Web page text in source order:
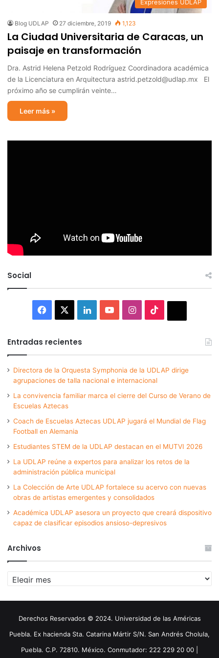
Expresiones UDLAP
Blog UDLAP 27 diciembre, 2019 1,123
La Ciudad Universitaria de Caracas, un
paisaje en transformación
Dra. Astrid Helena Petzold Rodríguez Coordinadora académica
de la Licenciatura en Arquitectura astrid.petzold@udlap.mx El
próximo año se cumplirán veinte…
Leer más »
Social
Facebook LinkedInYouTubeInstagram
Entradas recientes
Directora de la Orquesta Symphonia de la UDLAP dirige
agrupaciones de talla nacional e internacional
La convivencia familiar marca el cierre del Curso de Verano de
Escuelas Aztecas
Coach de Escuelas Aztecas UDLAP jugará el Mundial de Flag
Football en Alemania
Estudiantes STEM de la UDLAP destacan en el MUTVI 2026
La UDLAP reúne a expertos para analizar los retos de la
administración pública municipal
La Colección de Arte UDLAP fortalece su acervo con nuevas
obras de artistas emergentes y consolidados
Académica UDLAP asesora un proyecto que creará dispositivo
capaz de clasificar episodios ansioso-depresivos
Archivos
Archivos
Derechos Reservados © 2024. Universidad de las Américas
Puebla. Ex hacienda Sta. Catarina Mártir S/N. San Andrés Cholula,
Puebla. C.P. 72810. México. Conmutador: 222 229 20 00 |